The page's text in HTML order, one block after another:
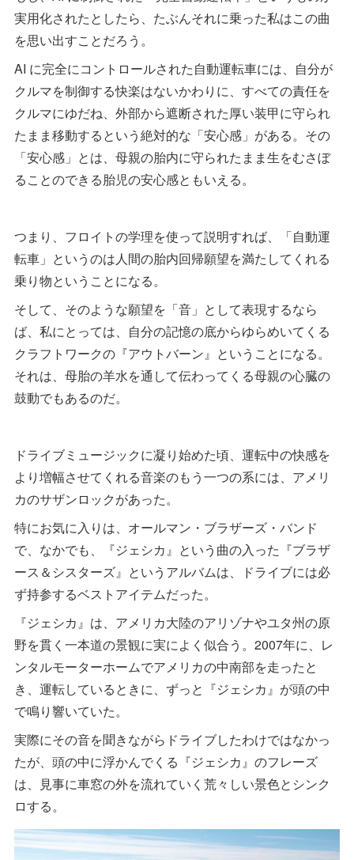
実用化されたとしたら、たぶんそれに乗った私はこの曲
を思い出すことだろう。
AI に完全にコントロールされた自動運転車には、自分が
クルマを制御する快楽はないかわりに、すべての責任を
クルマにゆだね、外部から遮断された厚い装甲に守られ
たまま移動するという絶対的な「安心感」がある。その
「安心感」とは、母親の胎内に守られたまま生をむさぼ
ることのできる胎児の安心感ともいえる。
つまり、フロイトの学理を使って説明すれば、「自動運
転車」というのは人間の胎内回帰願望を満たしてくれる
乗り物ということになる。
そして、そのような願望を「音」として表現するなら
ば、私にとっては、自分の記憶の底からゆらめいてくる
クラフトワークの『アウトバーン』ということになる。
それは、母胎の羊水を通して伝わってくる母親の心臓の
鼓動でもあるのだ。
ドライブミュージックに凝り始めた頃、運転中の快感を
より増幅させてくれる音楽のもう一つの系には、アメリ
カのサザンロックがあった。
特にお気に入りは、オールマン・ブラザーズ・バンド
で、なかでも、『ジェシカ』という曲の入った『ブラザ
ース＆シスターズ』というアルバムは、ドライブには必
ず持参するベストアイテムだった。
『ジェシカ』は、アメリカ大陸のアリゾナやユタ州の原
野を貫く一本道の景観に実によく似合う。2007年に、レ
ンタルモーターホームでアメリカの中南部を走ったと
き、運転しているときに、ずっと『ジェシカ』が頭の中
で鳴り響いていた。
実際にその音を聞きながらドライブしたわけではなかっ
たが、頭の中に浮かんでくる『ジェシカ』のフレーズ
は、見事に車窓の外を流れていく荒々しい景色とシンク
ロする。